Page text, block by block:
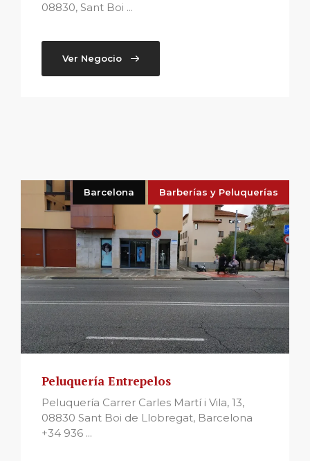
08830, Sant Boi ...
Ver Negocio
Barcelona Barberías y Peluquerías
Peluquería Entrepelos
Peluquería Carrer Carles Martí i Vila, 13,
08830 Sant Boi de Llobregat, Barcelona
+34 936 ...